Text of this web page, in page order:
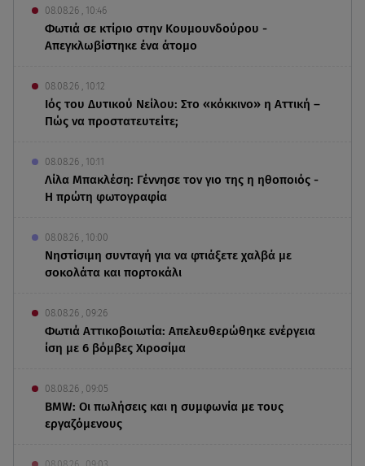
08.08.26 , 10:46
Φωτιά σε κτίριο στην Κουμουνδούρου -
Απεγκλωβίστηκε ένα άτομο
08.08.26 , 10:12
Ιός του Δυτικού Νείλου: Στο «κόκκινο» η Αττική –
Πώς να προστατευτείτε;
08.08.26 , 10:11
Λίλα Μπακλέση: Γέννησε τον γιο της η ηθοποιός -
Η πρώτη φωτογραφία
08.08.26 , 10:00
Νηστίσιμη συνταγή για να φτιάξετε χαλβά με
σοκολάτα και πορτοκάλι
08.08.26 , 09:26
Φωτιά Αττικοβοιωτία: Απελευθερώθηκε ενέργεια
ίση με 6 βόμβες Χιροσίμα
08.08.26 , 09:05
BMW: Οι πωλήσεις και η συμφωνία με τους
εργαζόμενους